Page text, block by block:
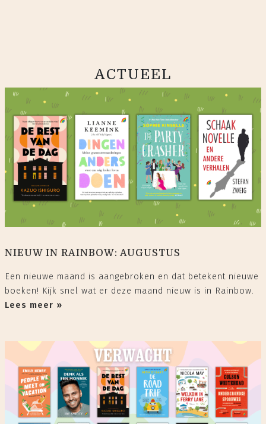
ACTUEEL
NIEUW IN RAINBOW: AUGUSTUS
Een nieuwe maand is aangebroken en dat betekent nieuwe
boeken! Kijk snel wat er deze maand nieuw is in Rainbow.
Lees meer »